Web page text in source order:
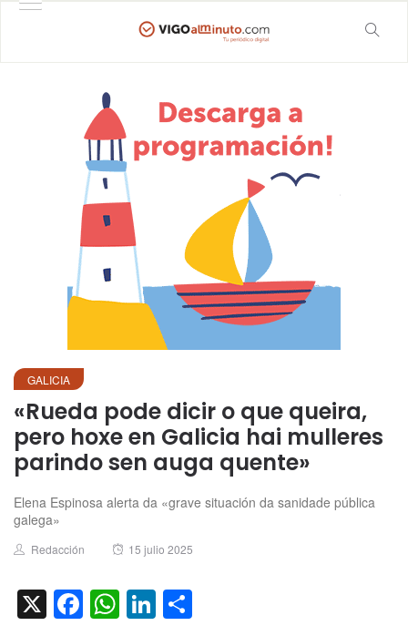
GALICIA
«Rueda pode dicir o que queira,
pero hoxe en Galicia hai mulleres
parindo sen auga quente»
Elena Espinosa alerta da «grave situación da sanidade pública
galega»
Author
Redacción
Posted
15 julio 2025
X Facebook
WhatsApp
LinkedIn